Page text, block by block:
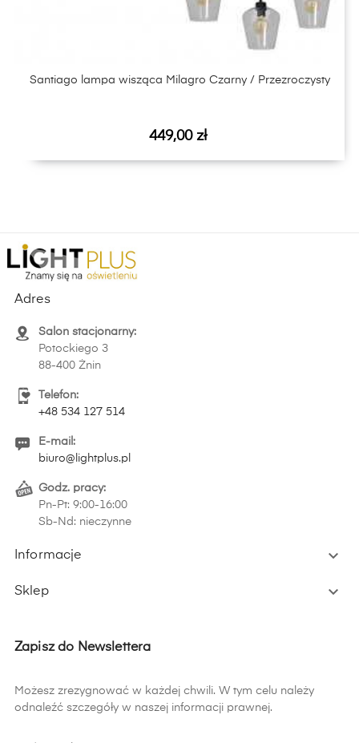
Santiago lampa wisząca Milagro Czarny / Przezroczysty
Cena
449,00 zł
Adres
Salon stacjonarny:
Potockiego 3
88-400 Żnin
Telefon:
+48 534 127 514
E-mail:
biuro@lightplus.pl
Godz. pracy:
Pn-Pt: 9:00-16:00
Sb-Nd: nieczynne
Informacje 
Sklep 
Zapisz do Newslettera
Możesz zrezygnować w każdej chwili. W tym celu należy
odnaleźć szczegóły w naszej informacji prawnej.